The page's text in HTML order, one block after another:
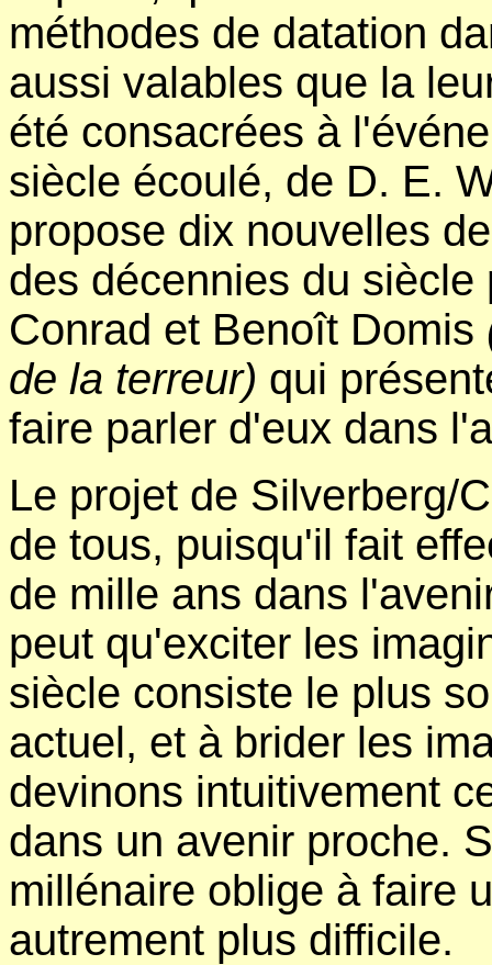
méthodes de datation
aussi valables que la
été consacrées à
siècle écoulé, de D. E.
propose dix nouvelles
des décennies du
Conrad et Benoît Domis
de la terreur) qui
faire parler d'eux dans
Le projet de Silverberg/
de tous, puisqu'il fait
de mille ans dans
peut qu'exciter les
siècle consiste le plus
actuel, et à brider les
devinons intuitivement
dans un avenir proche.
millénaire oblige à faire
autrement plus difficile.